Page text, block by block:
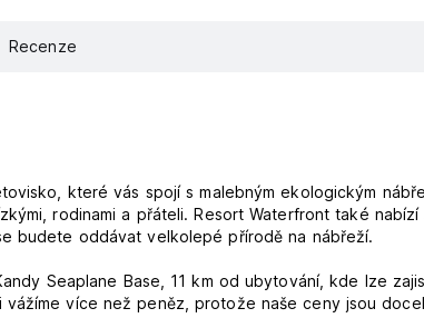
Recenze
které vás spojí s malebným ekologickým
rodinami a přáteli. Resort Waterfront také
budete oddávat velkolepé přírodě na nábřeží.
Seaplane Base, 11 km od ubytování, kde lze
více než peněz, protože naše ceny jsou